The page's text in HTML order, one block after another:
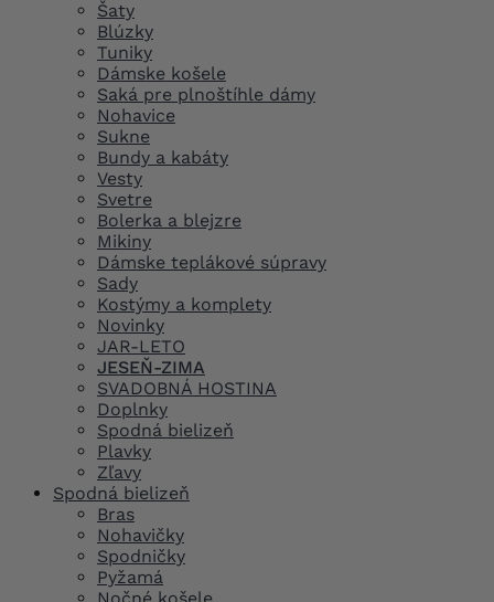
Šaty
Blúzky
Tuniky
Dámske košele
Saká pre plnoštíhle dámy
Nohavice
Sukne
Bundy a kabáty
Vesty
Svetre
Bolerka a blejzre
Mikiny
Dámske teplákové súpravy
Sady
Kostýmy a komplety
Novinky
JAR-LETO
JESEŇ-ZIMA
SVADOBNÁ HOSTINA
Doplnky
Spodná bielizeň
Plavky
Zľavy
Spodná bielizeň
Bras
Nohavičky
Spodničky
Pyžamá
Nočné košele